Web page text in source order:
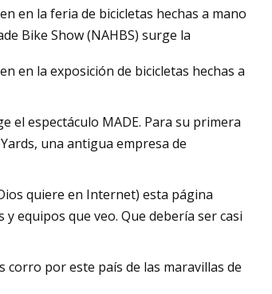
en la feria de bicicletas hechas a mano
Bike Show (NAHBS) surge la
en la exposición de bicicletas hechas a
el espectáculo MADE. Para su primera
una antigua empresa de
quiere en Internet) esta página
equipos que veo. Que debería ser casi
por este país de las maravillas de